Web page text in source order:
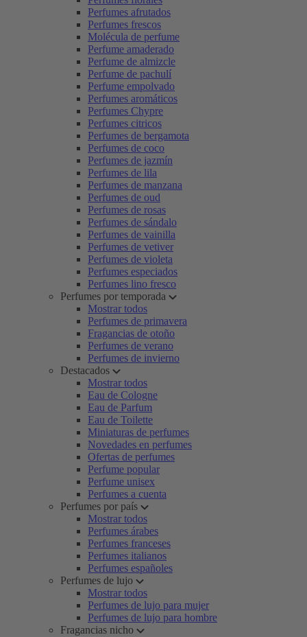
Perfumes afrutados
Perfumes frescos
Molécula de perfume
Perfume amaderado
Perfume de almizcle
Perfume de pachulí
Perfume empolvado
Perfumes aromáticos
Perfumes Chypre
Perfumes citricos
Perfumes de bergamota
Perfumes de coco
Perfumes de jazmín
Perfumes de lila
Perfumes de manzana
Perfumes de oud
Perfumes de rosas
Perfumes de sándalo
Perfumes de vainilla
Perfumes de vetiver
Perfumes de violeta
Perfumes especiados
Perfumes lino fresco
Perfumes por temporada
Mostrar todos
Perfumes de primavera
Fragancias de otoño
Perfumes de verano
Perfumes de invierno
Destacados
Mostrar todos
Eau de Cologne
Eau de Parfum
Eau de Toilette
Miniaturas de perfumes
Novedades en perfumes
Ofertas de perfumes
Perfume popular
Perfume unisex
Perfumes a cuenta
Perfumes por país
Mostrar todos
Perfumes árabes
Perfumes franceses
Perfumes italianos
Perfumes españoles
Perfumes de lujo
Mostrar todos
Perfumes de lujo para mujer
Perfumes de lujo para hombre
Fragancias nicho